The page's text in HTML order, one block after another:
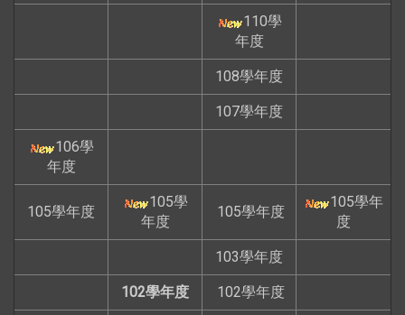
110學
年度
108學年度
107學年度
106學
年度
105學年度
105學
年度
105學年度
105學年
度
103學年度
102學年度 102學年度